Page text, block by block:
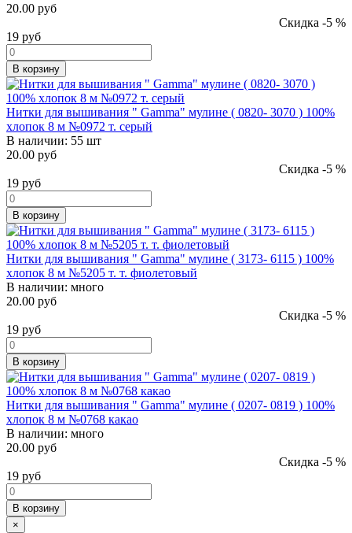
20.00 руб
Скидка -5 %
19 руб
В корзину
Нитки для вышивания " Gamma" мулине ( 0820- 3070 ) 100%
хлопок 8 м №0972 т. серый
В наличии: 55 шт
20.00 руб
Скидка -5 %
19 руб
В корзину
Нитки для вышивания " Gamma" мулине ( 3173- 6115 ) 100%
хлопок 8 м №5205 т. т. фиолетовый
В наличии: много
20.00 руб
Скидка -5 %
19 руб
В корзину
Нитки для вышивания " Gamma" мулине ( 0207- 0819 ) 100%
хлопок 8 м №0768 какао
В наличии: много
20.00 руб
Скидка -5 %
19 руб
В корзину
×